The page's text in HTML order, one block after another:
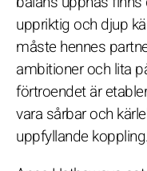
uppriktig och djup
måste hennes
ambitioner och lita
förtroendet är
vara sårbar och
uppfyllande koppling.